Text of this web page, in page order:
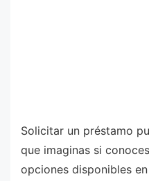
Solicitar un préstamo
que imaginas si
opciones disponibles